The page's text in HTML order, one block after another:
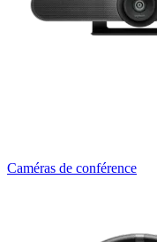
Caméras de conférence